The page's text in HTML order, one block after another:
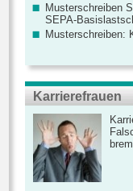
Musterschreiben
SEPA-
Musterschreiben:
Karrierefrauen